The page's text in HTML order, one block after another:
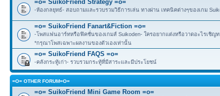
=o= SuikoFriend Strategy =o=
-ห้องกลยุทธ์- สอบถามและรวบรวมวิธีการเล่น ทางผ่าน เทคนิคต่างๆของเกม
=o= SuikoFriend Fanart&Fiction =o=
-โพสแฟนอาร์ทหรือฟิคชั่นของเกมส์ Suikoden- ใครอยากแต่งหรือวาดอะไรเชิญท
*กรุณาโพสเฉพาะผลงานของตัวเองเท่านั้น
=o= SuikoFriend FAQS =o=
-คลังกระทู้เก่า- รวบรวมกระทู้ที่มีสาระและมีประโยชน์
=O= OTHER FORUM=O=
=o= SuikoFriend Mini Game Room =o=